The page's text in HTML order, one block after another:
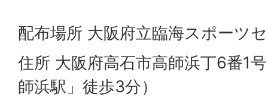
配布場所 大阪府立臨海スポーツ
住所 大阪府高石市高師浜丁6番1
師浜駅」徒歩3分）